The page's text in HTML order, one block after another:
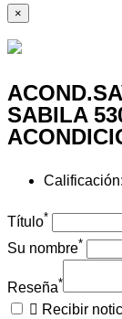
×
SABILA
Calificación:
Título*
Su nombre*
Reseña*
 Recibir